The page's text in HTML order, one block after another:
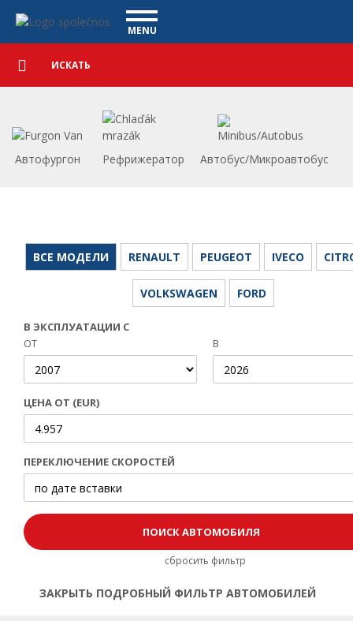
Коммерческие автомобили - Vanscentre
Navigace
MENU
КОММЕРЧЕСКИЕ АВТОМОБИЛИ
АВТОМОБИЛИ
ЧТО МЫ ПРЕДЛАГАЕМ
ФИНАНСИРОВАНИЕ
CСЫЛКА
Подробный
поиск Искать
Автофургон Рефрижератор Автобус/Микроавтобус
ВСЕ МОДЕЛИ RENAULT PEUGEOT IVECO
VOLKSWAGEN FORD
В ЭКСПЛУАТАЦИИ С
ОТ
В
ЦЕНА ОТ (EUR)
ПЕРЕКЛЮЧЕНИЕ СКОРОСТЕЙ
сбросить фильтр
ЗАКРЫТЬ ПОДРОБНЫЙ ФИЛЬТР АВТОМОБИЛЕЙ
Открыть | Закрыть фильтр